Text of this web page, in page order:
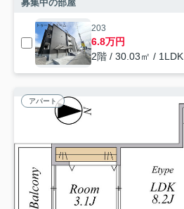
募集中の部屋
203
6.8万円
2階 / 30.03㎡ / 1LDK
アパート